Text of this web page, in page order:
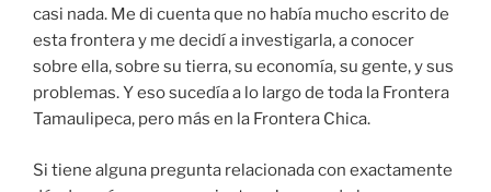
casi nada. Me di cuenta que no había mucho escrito de
esta frontera y me decidí a investigarla, a conocer
sobre ella, sobre su tierra, su economía, su gente, y sus
problemas. Y eso sucedía a lo largo de toda la Frontera
Tamaulipeca, pero más en la Frontera Chica.
Si tiene alguna pregunta relacionada con exactamente